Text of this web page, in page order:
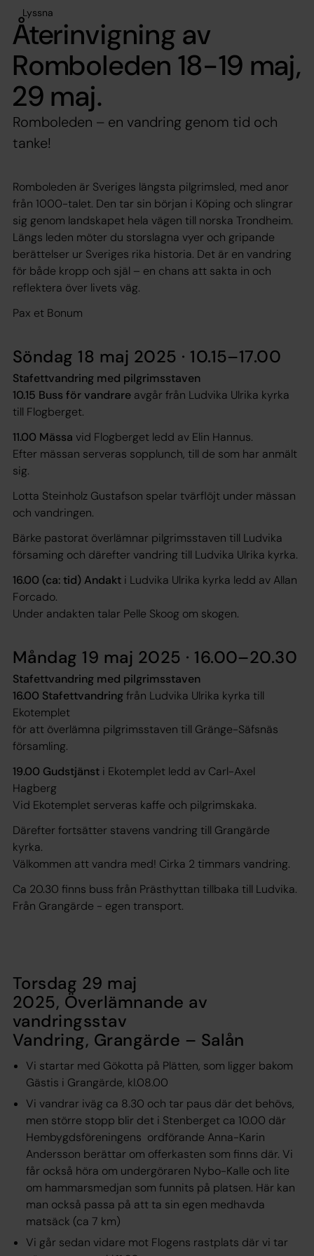
Lyssna
Återinvigning av
Romboleden 18-19 maj,
29 maj.
Romboleden – en vandring genom tid och
tanke!
Romboleden är Sveriges längsta pilgrimsled, med anor
från 1000-talet. Den tar sin början i Köping och slingrar
sig genom landskapet hela vägen till norska Trondheim.
Längs leden möter du storslagna vyer och gripande
berättelser ur Sveriges rika historia. Det är en vandring
för både kropp och själ – en chans att sakta in och
reflektera över livets väg.
Pax et Bonum
Söndag 18 maj 2025 · 10.15–17.00
Stafettvandring med pilgrimsstaven
10.15 Buss för vandrare avgår från Ludvika Ulrika kyrka
till Flogberget.
11.00 Mässa vid Flogberget ledd av Elin Hannus.
Efter mässan serveras sopplunch, till de som har anmält
sig.
Lotta Steinholz Gustafson spelar tvärflöjt under mässan
och vandringen.
Bärke pastorat överlämnar pilgrimsstaven till Ludvika
församing och därefter vandring till Ludvika Ulrika kyrka.
16.00 (ca: tid) Andakt i Ludvika Ulrika kyrka ledd av Allan
Forcado.
Under andakten talar Pelle Skoog om skogen.
Måndag 19 maj 2025 · 16.00–20.30
Stafettvandring med pilgrimsstaven
16.00 Stafettvandringfrån Ludvika Ulrika kyrka till
Ekotemplet
för att överlämna pilgrimsstaven till Gränge-Säfsnäs
församling.
19.00 Gudstjänst i Ekotemplet ledd av Carl-Axel
Hagberg
Vid Ekotemplet serveras kaffe och pilgrimskaka.
Därefter fortsätter stavens vandring till Grangärde
kyrka.
Välkommen att vandra med! Cirka 2 timmars vandring.
Ca 20.30 finns buss från Prästhyttan tillbaka till Ludvika.
Från Grangärde - egen transport.
Torsdag 29 maj
2025, Överlämnande av
vandringsstav
Vandring, Grangärde – Salån
Vi startar med Gökotta på Plätten, som ligger bakom
Gästis i Grangärde, kl.08.00
Vi vandrar iväg ca 8.30 och tar paus där det behövs,
men större stopp blir det i Stenberget ca 10.00 där
Hembygdsföreningens ordförande Anna-Karin
Andersson berättar om offerkasten som finns där. Vi
får också höra om undergöraren Nybo-Kalle och lite
om hammarsmedjan som funnits på platsen. Här kan
man också passa på att ta sin egen medhavda
matsäck (ca 7 km)
Vi går sedan vidare mot Flogens rastplats där vi tar